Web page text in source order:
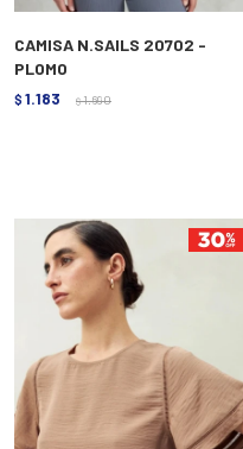
CAMISA N.SAILS 20702 -
PLOMO
$ 1.183 $ 1.690